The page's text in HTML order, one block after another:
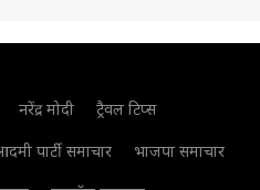
नरेंद्र मोदी
ट्रैवल टिप्स
पार्टी समाचार
भाजपा समाचार